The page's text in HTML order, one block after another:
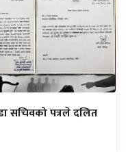
सचिवको पत्रले दलित